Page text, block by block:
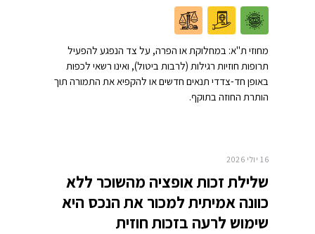
מחוזי ת"א: במחלוקת או הפרה, על צד הנפגע להפעיל
תרופות חוזיות רגילות (לרבות ביטול), ואינו רשאי לכפות
באופן חד-צדדי תנאים חדשים או להקפיא את התמורה תוך
הותרת החוזה בתוקף.
16 יולי 2026
שלילת זכות אופציה מהשוכר ללא
כוונה אמיתית למכור את הנכס היא
שימוש לרעה בזכות חוזית